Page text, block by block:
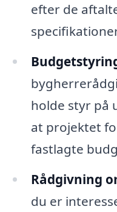
efter de
holde styr på
at projektet
fastlagte
Rådgivning
du er